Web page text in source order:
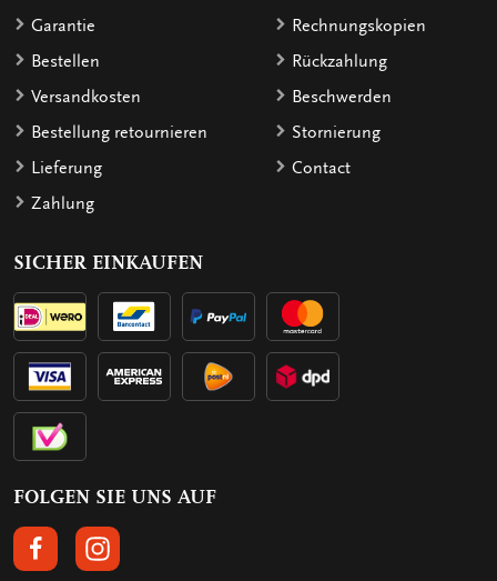
Garantie
Bestellen
Versandkosten
Bestellung retournieren
Lieferung
Zahlung
Rechnungskopien
Rückzahlung
Beschwerden
Stornierung
Contact
SICHER EINKAUFEN
FOLGEN SIE UNS AUF
FOLGEN SIE UNS AUF FACEBOOK
FOLGEN SIE UNS AUF INSTAGRAM